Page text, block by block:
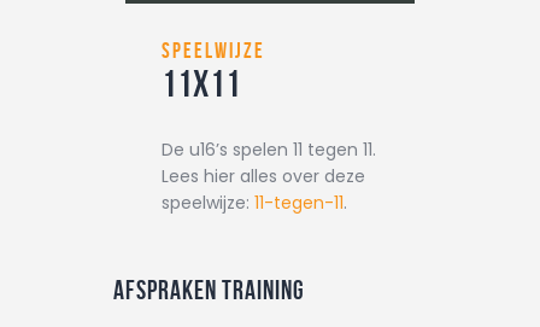
SPEELWIJZE
11X11
De u16’s spelen 11 tegen 11.
Lees hier alles over deze
speelwijze: 11-tegen-11.
Afspraken training